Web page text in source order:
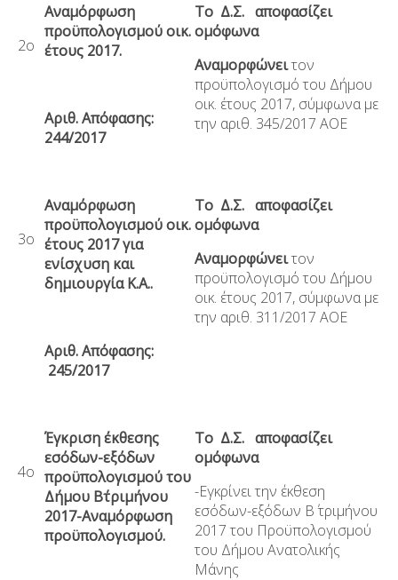
2ο
Αναμόρφωση
προϋπολογισμού οικ.
έτους 2017.
Αριθ. Απόφασης:
244/2017
Το Δ.Σ. αποφασίζει
ομόφωνα
Αναμορφώνειτον
προϋπολογισμό του Δήμου
οικ. έτους 2017, σύμφωνα με
την αριθ. 345/2017 ΑΟΕ
3ο
Αναμόρφωση
προϋπολογισμού οικ.
έτους 2017 για
ενίσχυση και
δημιουργία Κ.Α..
Αριθ. Απόφασης:
245/2017
Το Δ.Σ. αποφασίζει
ομόφωνα
Αναμορφώνειτον
προϋπολογισμό του Δήμου
οικ. έτους 2017, σύμφωνα με
την αριθ. 311/2017 ΑΟΕ
4ο
Έγκριση έκθεσης
εσόδων-εξόδων
προϋπολογισμού του
Δήμου Β΄τριμήνου
2017-Αναμόρφωση
προϋπολογισμού.
Το Δ.Σ. αποφασίζει
ομόφωνα
-Εγκρίνει την έκθεση
εσόδων-εξόδων Β΄ τριμήνου
2017 του Προϋπολογισμού
του Δήμου Ανατολικής
Μάνης